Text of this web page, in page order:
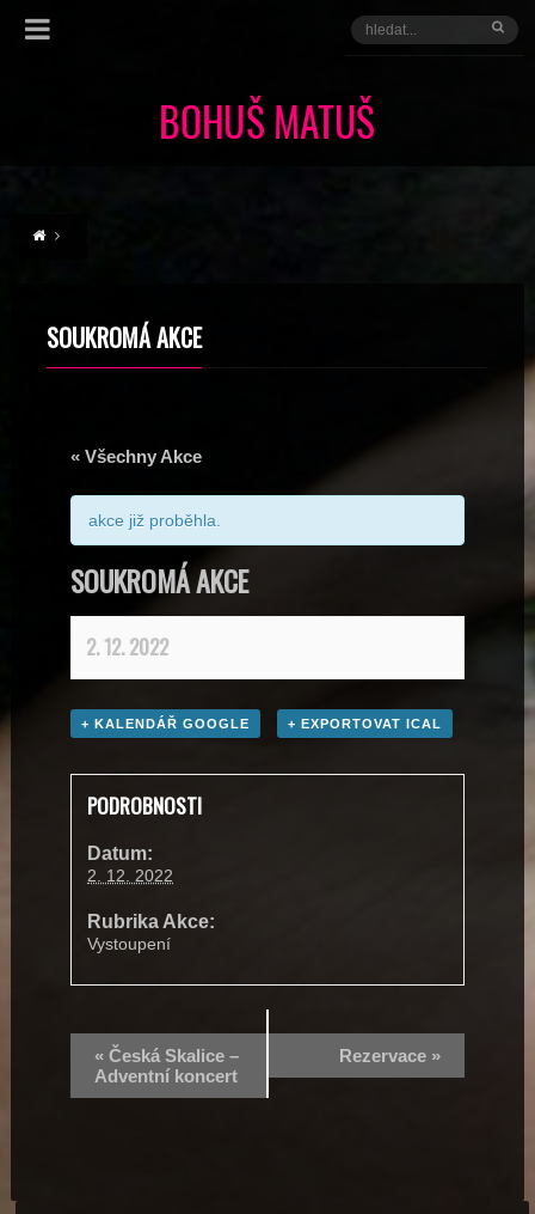
SOUKROMÁ AKCE
« Všechny Akce
akce již proběhla.
SOUKROMÁ AKCE
2. 12. 2022
+ KALENDÁŘ GOOGLE + EXPORTOVAT ICAL
PODROBNOSTI
Datum:
2. 12. 2022
Rubrika Akce:
Vystoupení
«Česká Skalice –
Adventní koncert
Rezervace »